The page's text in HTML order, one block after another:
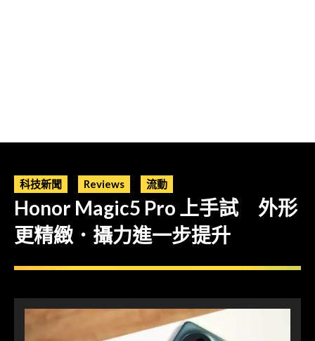
科技新聞 Reviews 流動
Honor Magic5 Pro 上手試 外形
更精緻．攝力進一步提升